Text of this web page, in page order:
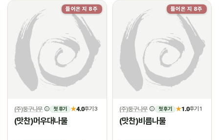
들어온 지 8주
(주)둥구나무 첫 후기 ★4.0후기 3
(맛찬)머우대나물
들어온 지 8주
(주)둥구나무 첫 후기 ★1.0후기 1
(맛찬)비름나물